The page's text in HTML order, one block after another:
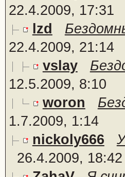
22.4.2009, 17:31
lzd
22.4.2009, 21:14
vslay
12.5.2009, 8:10
woron
1.7.2009, 1:14
nickoly666
26.4.2009, 18:42